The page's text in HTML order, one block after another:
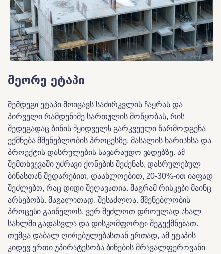
მეორე ეტაპი
შემდეგი ეტაპი მოიცავს საძირკვლის ჩაყრას და
პირველი რამდენიმე სართულის მოწყობას, რის
შედეგადაც ბინის მყიდველს გარკვეული წარმოდგენა
ექმნება მშენებლობის პროცესზე, მასალის ხარისხსა და
პროექტის დასრულების სავარაუდო ვადებზე. ამ
შემთხვევაში უძრავი ქონების შეძენას, დასრულებულ
ბინასთან შედარებით, დაახლოებით, 20-30%-ით იაფად
შეძლებთ, რაც დიდი შეღავათია. მაგრამ რისკები მაინც
არსებობს. მაგალითად, შესაძლოა, მშენებლობის
პროცესი გაიწელოს, ვერ შეძლოთ დროულად ახალ
სახლში გადასვლა და დისკომფორტი შეგექმნებათ.
თუმცა დაბალ ღირებულებასთან ერთად, ამ ეტაპის
კიდევ ერთი უპირატესობა ბინების მრავალფეროვანი